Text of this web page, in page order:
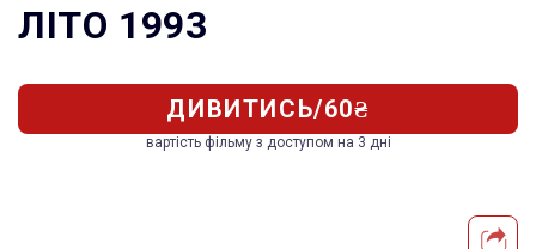
ЛІТО 1993
ДИВИТИСЬ/60₴
вартість фільму з доступом на 3 дні